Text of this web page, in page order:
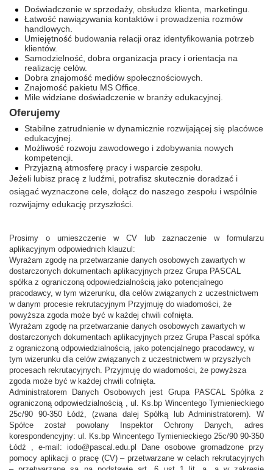
Doświadczenie w sprzedaży, obsłudze klienta, marketingu.
Łatwość nawiązywania kontaktów i prowadzenia rozmów
handlowych.
Umiejętność budowania relacji oraz identyfikowania potrzeb
klientów.
Samodzielność, dobra organizacja pracy i orientacja na
realizację celów.
Dobra znajomość mediów społecznościowych.
Znajomość pakietu MS Office.
Mile widziane doświadczenie w branży edukacyjnej.
Oferujemy
Stabilne zatrudnienie w dynamicznie rozwijającej się placówce
edukacyjnej.
Możliwość rozwoju zawodowego i zdobywania nowych
kompetencji.
Przyjazną atmosferę pracy i wsparcie zespołu.
Jeżeli lubisz pracę z ludźmi, potrafisz skutecznie doradzać i
osiągać wyznaczone cele, dołącz do naszego zespołu i wspólnie
rozwijajmy edukację przyszłości.
Prosimy o umieszczenie w CV lub zaznaczenie w formularzu
aplikacyjnym odpowiednich klauzul:
Wyrażam zgodę na przetwarzanie danych osobowych zawartych w
dostarczonych dokumentach aplikacyjnych przez Grupa PASCAL
spółka z ograniczoną odpowiedzialnością jako potencjalnego
pracodawcy, w tym wizerunku, dla celów związanych z uczestnictwem
w danym procesie rekrutacyjnym Przyjmuję do wiadomości, że
powyższa zgoda może być w każdej chwili cofnięta.
Wyrażam zgodę na przetwarzanie danych osobowych zawartych w
dostarczonych dokumentach aplikacyjnych przez Grupa Pascal spółka
z ograniczoną odpowiedzialnością, jako potencjalnego pracodawcy, w
tym wizerunku dla celów związanych z uczestnictwem w przyszłych
procesach rekrutacyjnych. Przyjmuję do wiadomości, że powyższa
zgoda może być w każdej chwili cofnięta.
Administratorem Danych Osobowych jest Grupa PASCAL Spółka z
ograniczoną odpowiedzialnością , ul. Ks.bp Wincentego Tymienieckiego
25c/90 90-350 Łódź, (zwana dalej Spółką lub Administratorem). W
Spółce został powołany Inspektor Ochrony Danych, adres
korespondencyjny: ul. Ks.bp Wincentego Tymienieckiego 25c/90 90-350
Łódź , e-mail: iodo@pascal.edu.pl Dane osobowe gromadzone przy
pomocy aplikacji o pracę (CV) – przetwarzane w celach rekrutacyjnych